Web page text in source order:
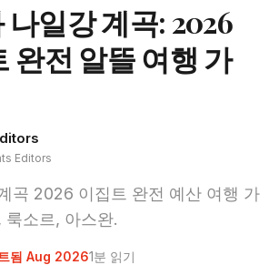
일강 계곡: 2026
완전 알뜰 여행 가
Editors
곡 2026 이집트 완전 예산 여행 가
룩소르, 아스완.
됨 Aug 20261분 읽기